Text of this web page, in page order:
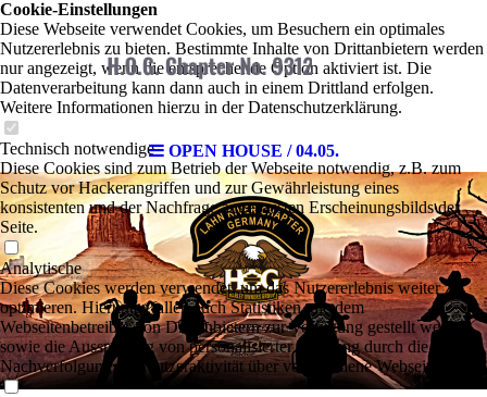
OPEN HOUSE / 04.05.
Cookie-Einstellungen
Diese Webseite verwendet Cookies, um Besuchern ein optimales
Nutzererlebnis zu bieten. Bestimmte Inhalte von Drittanbietern werden
nur angezeigt, wenn die entsprechende Option aktiviert ist. Die
Datenverarbeitung kann dann auch in einem Drittland erfolgen.
Weitere Informationen hierzu in der Datenschutzerklärung.
Technisch notwendige
Diese Cookies sind zum Betrieb der Webseite notwendig, z.B. zum
Schutz vor Hackerangriffen und zur Gewährleistung eines
konsistenten und der Nachfrage angepassten Erscheinungsbilds der
Seite.
Analytische
Diese Cookies werden verwendet, um das Nutzererlebnis weiter zu
optimieren. Hierunter fallen auch Statistiken, die dem
Webseitenbetreiber von Drittanbietern zur Verfügung gestellt werden,
sowie die Ausspielung von personalisierter Werbung durch die
Nachverfolgung der Nutzeraktivität über verschiedene Webseiten.